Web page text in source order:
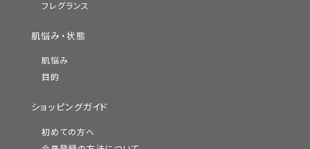
フレグランス
肌悩み・状態
肌悩み
目的
ショッピングガイド
初めての方へ